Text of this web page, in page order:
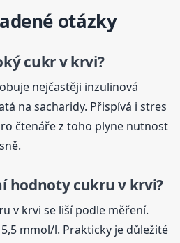
otázky
cukrv krvi?
nejčastěji inzulinová
na sacharidy. Přispívá i stres
čtenáře z toho plyne nutnost
hodnoty cukru v krvi?
u v krvi se liší podle měření.
mmol/l. Prakticky je důležité